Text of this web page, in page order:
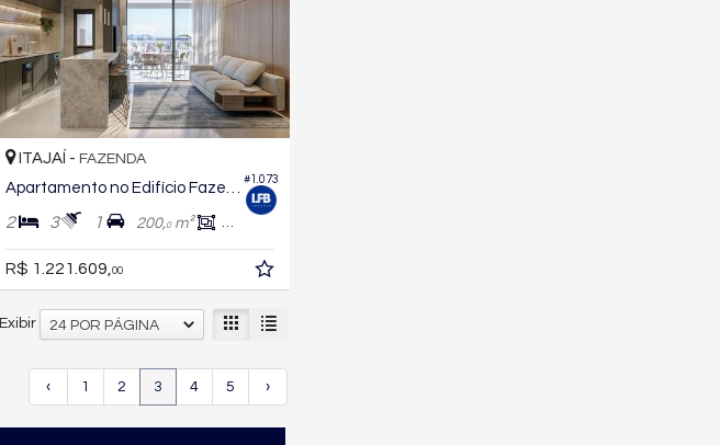
#1.073
ITAJAÍ - FAZENDA
Apartamento no Edifício Fazenda Garden
2 3 1 200,0m² 86,
R$ 1.221.609,00
Exibir 24 POR PÁGINA
‹ 1 2 3 4 5 ›